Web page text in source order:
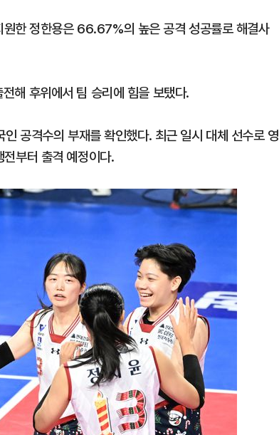
한 정한용은 66.67%의 높은 공격 성공률로 해결사
해 후위에서 팀 승리에 힘을 보탰다.
공격수의 부재를 확인했다. 최근 일시 대체 선수로 영
부터 출격 예정이다.